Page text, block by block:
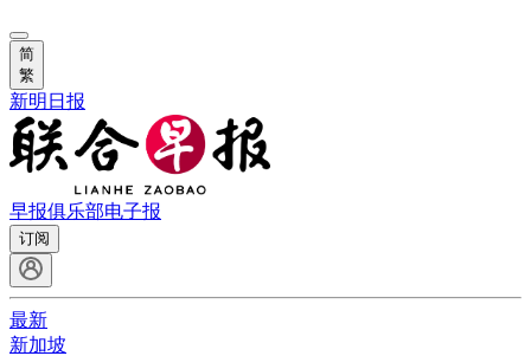
简
繁
新明日报
早报俱乐部电子报
订阅
最新
新加坡